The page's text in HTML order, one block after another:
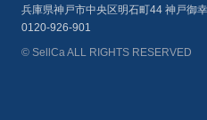
兵庫県神戸市中央区明石町44 神戸御
0120-926-901
© SellCa ALL RIGHTS RESERVED